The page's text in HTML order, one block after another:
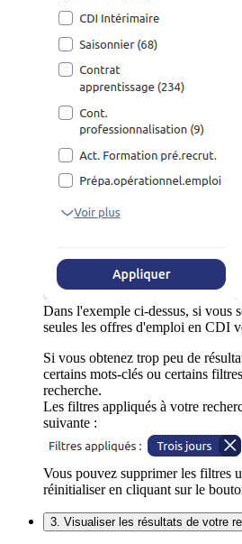
Dans l'exemple ci-dessus, si vous
seules les offres d'emploi en CDI
Si vous obtenez trop peu de
certains mots-clés ou certains
recherche.
Les filtres appliqués à votre
suivante :
Vous pouvez supprimer les filtres
réinitialiser en cliquant sur le
3. Visualiser les résultats de votre